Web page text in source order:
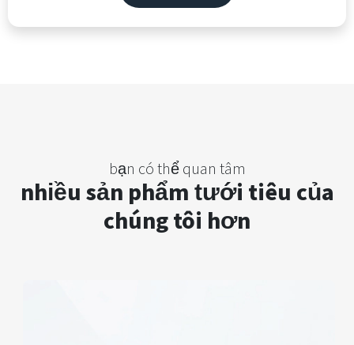
bạn có thể quan tâm
nhiều sản phẩm tưới tiêu của
chúng tôi hơn